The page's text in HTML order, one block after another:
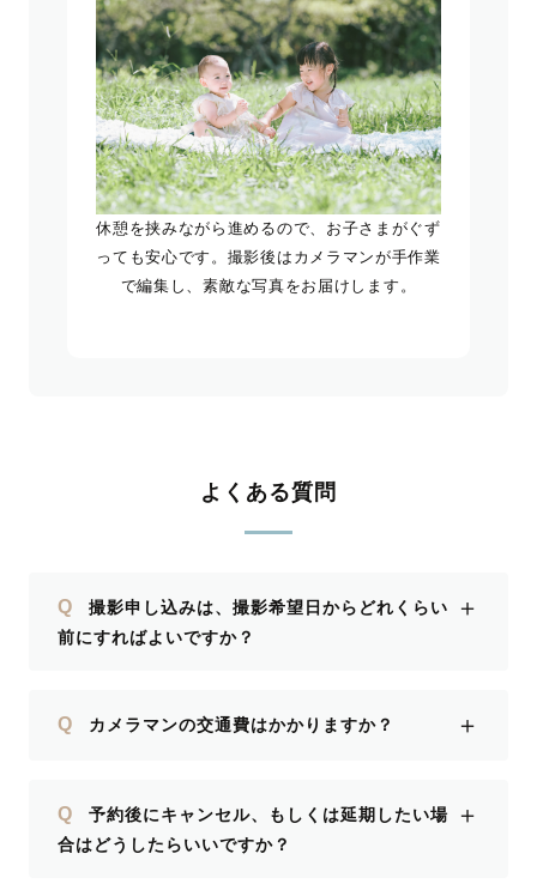
休憩を挟みながら進めるので、お子さまがぐず
っても安心です。撮影後はカメラマンが手作業
で編集し、素敵な写真をお届けします。
よくある質問
Q
撮影申し込みは、撮影希望日からどれくらい
前にすればよいですか？
＋
Q カメラマンの交通費はかかりますか？ ＋
Q
予約後にキャンセル、もしくは延期したい場
合はどうしたらいいですか？
＋